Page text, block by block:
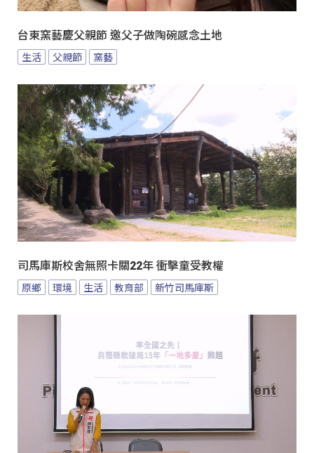
台東窯藝慶父親節 邀父子做陶碗感念土地
生活 父親節 窯藝
司馬庫斯校舍無照卡關22年 衝擊童受教權
原鄉 環境 生活 教育部 新竹司馬庫斯